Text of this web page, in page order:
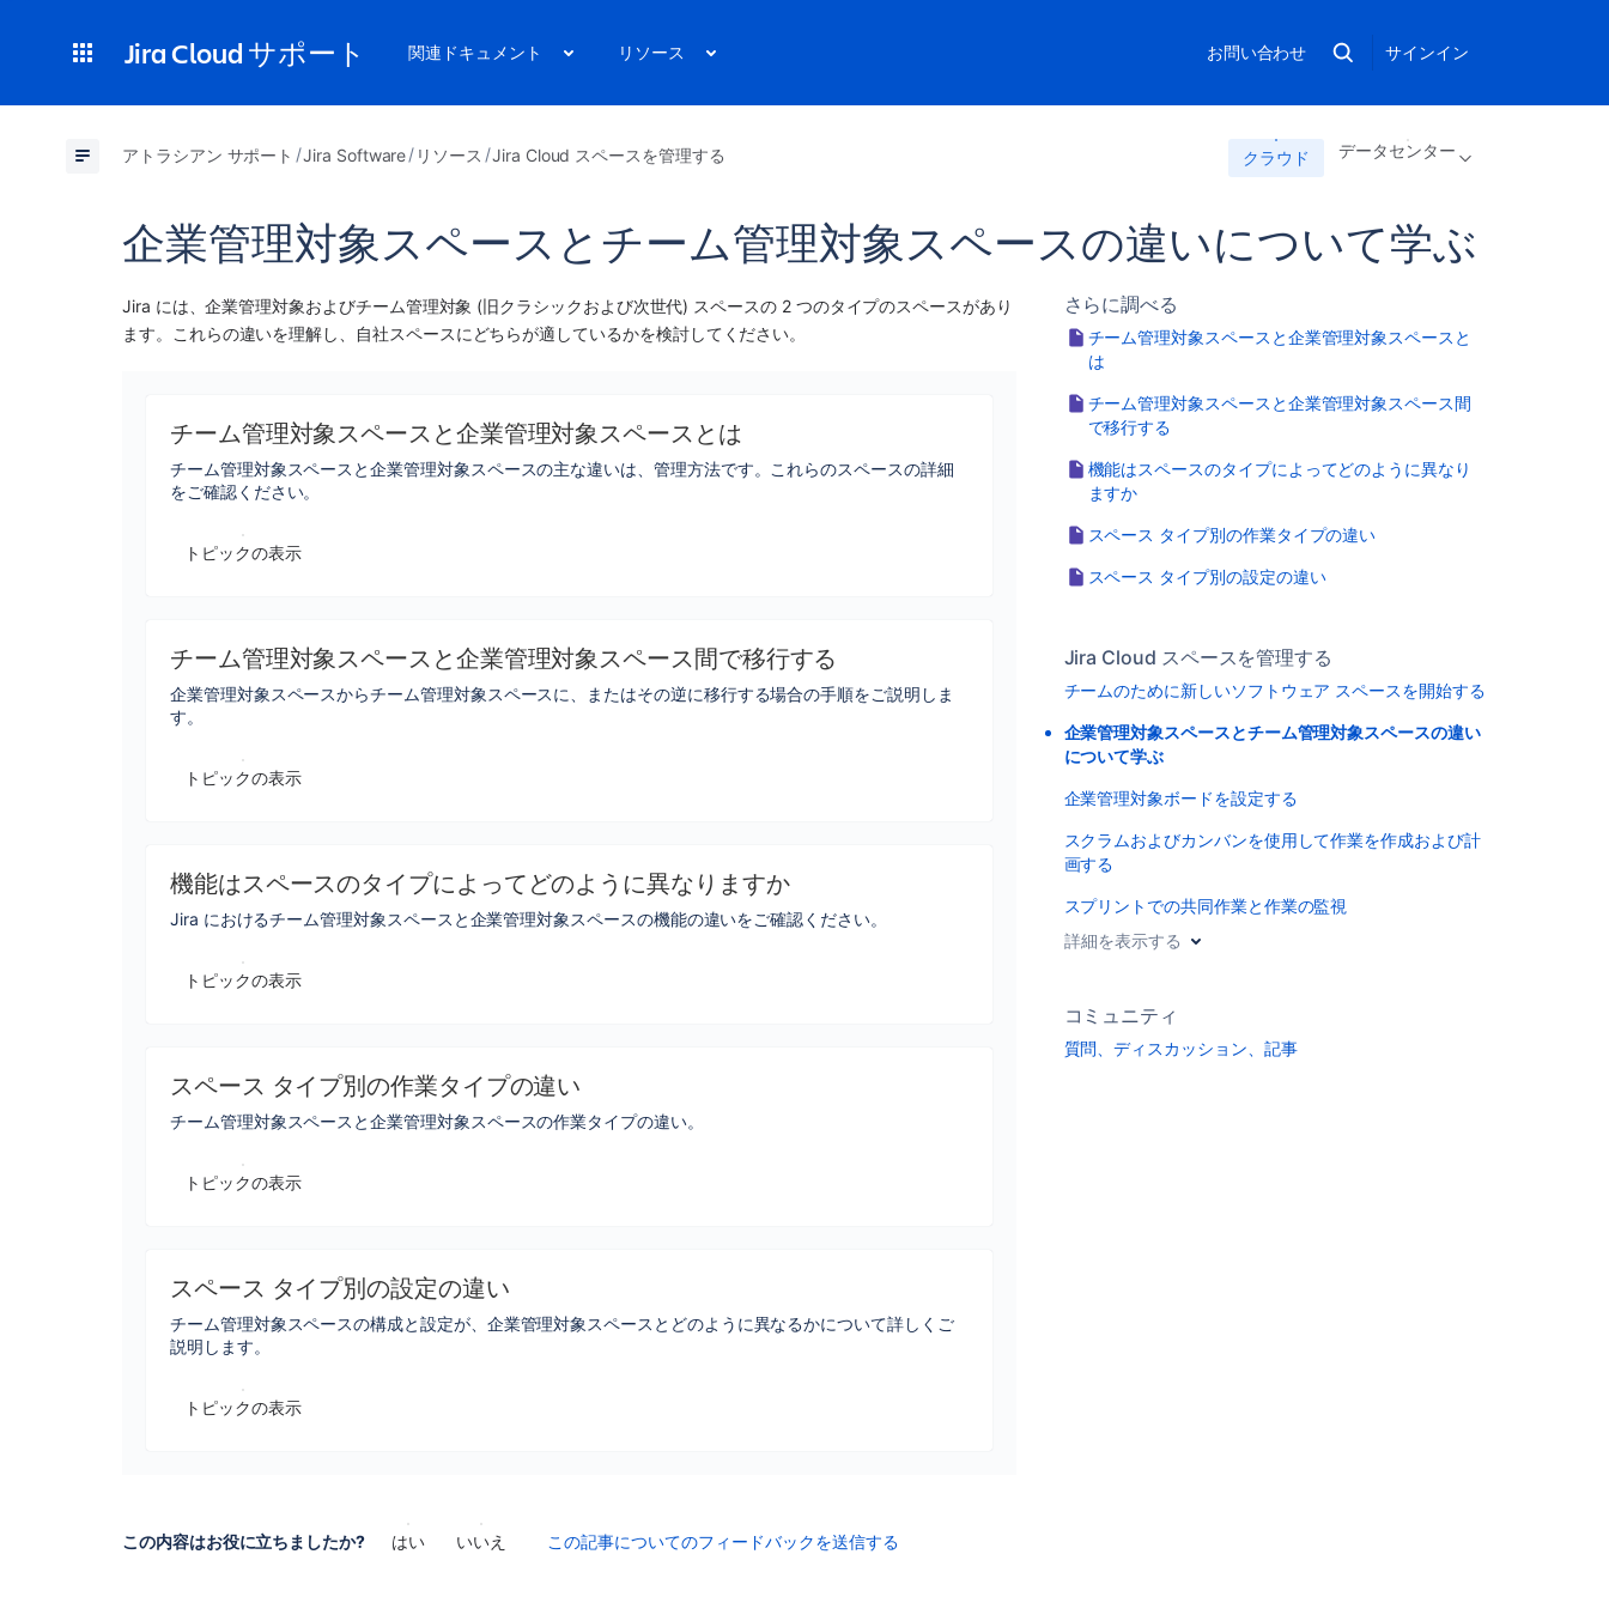
Jira Cloud サポート 関連ドキュメント リソース お問い合わせ サインイン
アトラシアン サポート Jira Software リソース Jira Cloud スペースを管理する クラウド データセンター
企業管理対象スペースとチーム管理対象スペースの違いについて学ぶ
Jira には、企業管理対象およびチーム管理対象 (旧クラシックおよび次世代) スペースの 2 つのタイプのスペースがあり
ます。これらの違いを理解し、自社スペースにどちらが適しているかを検討してください。
チーム管理対象スペースと企業管理対象スペースとは
チーム管理対象スペースと企業管理対象スペースの主な違いは、管理方法です。これらのスペースの詳細
をご確認ください。
トピックの表示
チーム管理対象スペースと企業管理対象スペース間で移行する
企業管理対象スペースからチーム管理対象スペースに、またはその逆に移行する場合の手順をご説明しま
す。
トピックの表示
機能はスペースのタイプによってどのように異なりますか
Jira におけるチーム管理対象スペースと企業管理対象スペースの機能の違いをご確認ください。
トピックの表示
スペース タイプ別の作業タイプの違い
チーム管理対象スペースと企業管理対象スペースの作業タイプの違い。
トピックの表示
スペース タイプ別の設定の違い
チーム管理対象スペースの構成と設定が、企業管理対象スペースとどのように異なるかについて詳しくご
説明します。
トピックの表示
この内容はお役に立ちましたか? はい いいえ この記事についてのフィードバックを送信する
さらに調べる
チーム管理対象スペースと企業管理対象スペースと
は
チーム管理対象スペースと企業管理対象スペース間
で移行する
機能はスペースのタイプによってどのように異なり
ますか
スペース タイプ別の作業タイプの違い
スペース タイプ別の設定の違い
Jira Cloud スペースを管理する
チームのために新しいソフトウェア スペースを開始する
企業管理対象スペースとチーム管理対象スペースの違い
について学ぶ
企業管理対象ボードを設定する
スクラムおよびカンバンを使用して作業を作成および計
画する
スプリントでの共同作業と作業の監視
詳細を表示する
コミュニティ
質問、ディスカッション、記事